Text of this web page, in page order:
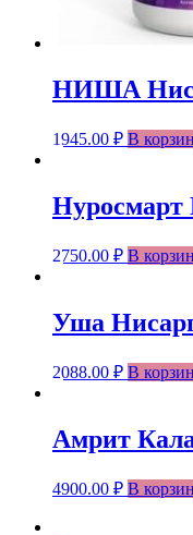
НИША
1945.00 ₽ В
Нуросмарт
2750.00 ₽ В
Уша
2088.00 ₽ В
Амрит
4900.00 ₽ В